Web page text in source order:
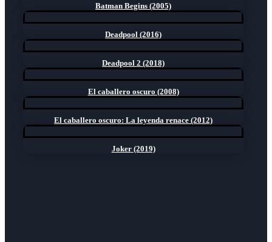
Batman Begins (2005)
Deadpool (2016)
Deadpool 2 (2018)
El caballero oscuro (2008)
El caballero oscuro: La leyenda renace (2012)
Joker (2019)